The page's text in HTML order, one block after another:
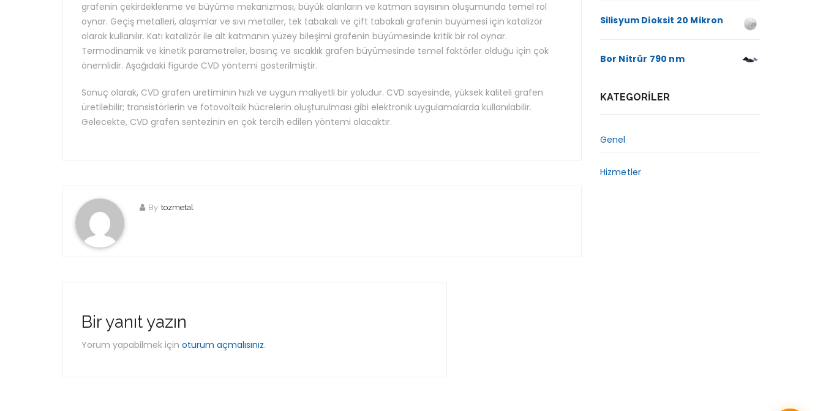
grafenin çekirdeklenme ve büyüme mekanizması, büyük alanların ve katman sayısının oluşumunda temel rol
oynar. Geçiş metalleri, alaşımlar ve sıvı metaller, tek tabakalı ve çift tabakalı grafenin büyümesi için katalizör
olarak kullanılır. Katı katalizör ile alt katmanın yüzey bileşimi grafenin büyümesinde kritik bir rol oynar.
Termodinamik ve kinetik parametreler, basınç ve sıcaklık grafen büyümesinde temel faktörler olduğu için çok
önemlidir. Aşağıdaki figürde CVD yöntemi gösterilmiştir.
Sonuç olarak, CVD grafen üretiminin hızlı ve uygun maliyetli bir yoludur. CVD sayesinde, yüksek kaliteli grafen
üretilebilir; transistörlerin ve fotovoltaik hücrelerin oluşturulması gibi elektronik uygulamalarda kullanılabilir.
Gelecekte, CVD grafen sentezinin en çok tercih edilen yöntemi olacaktır.
By tozmetal
Bir yanıt yazın
Yorum yapabilmek için oturum açmalısınız.
Silisyum Dioksit 20 Mikron
Bor Nitrür 790 nm
KATEGORILER
Genel
Hizmetler